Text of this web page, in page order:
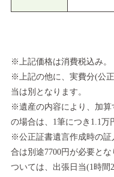
※上記価格は消費税込み。
※上記の他に、実費分(公
当は別となります。
※遺産の内容により、加算
の場合は、1筆につき1.1万
※公正証書遺言作成時の証
合は別途7700円が必要と
ついては、出張日当(1時間